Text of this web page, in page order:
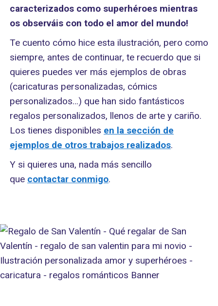
caracterizados como superhéroes mientras
os observáis con todo el amor del mundo!
Te cuento cómo hice esta ilustración, pero como
siempre, antes de continuar, te recuerdo que si
quieres puedes ver más ejemplos de obras
(caricaturas personalizadas, cómics
personalizados…) que han sido fantásticos
regalos personalizados, llenos de arte y cariño.
Los tienes disponibles en la sección de
ejemplos de otros trabajos realizados.
Y si quieres una, nada más sencillo
que contactar conmigo.